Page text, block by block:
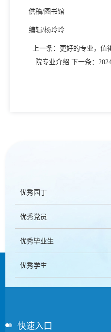
供稿/图书馆
编辑/杨玲玲
上一条： 更好的专业，
院专业介绍 下一条：
优秀园丁
优秀党员
优秀毕业生
优秀学生
快速入口